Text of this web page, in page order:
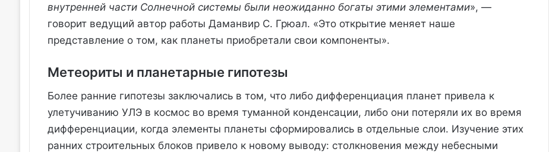
внутренней части Солнечной системы были неожиданно богаты этими элементами», —
говорит ведущий автор работы Даманвир С. Грюал. «Это открытие меняет наше
представление о том, как планеты приобретали свои компоненты».
Метеориты и планетарные гипотезы
Более ранние гипотезы заключались в том, что либо дифференциация планет привела к
улетучиванию УЛЭ в космос во время туманной конденсации, либо они потеряли их во время
дифференциации, когда элементы планеты сформировались в отдельные слои. Изучение этих
ранних строительных блоков привело к новому выводу: столкновения между небесными